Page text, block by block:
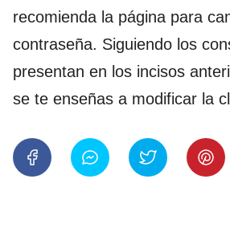
recomienda la página para
contraseña. Siguiendo los
presentan en los incisos
se te enseñas a modificar la